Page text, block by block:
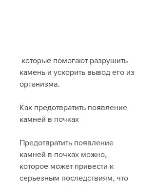
камень и ускорить вывод его из
организма.
Как предотвратить появление
камней в почках
Предотвратить появление
камней в почках можно,
которое может привести к
серьезным последствиям, что